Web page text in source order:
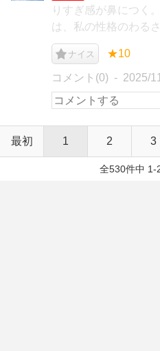
りすぎ感が鼻につく
は、私の性格のわる
ナイス ★10
コメント(0) 2025/
最初 1 2 3
全530件中 1-